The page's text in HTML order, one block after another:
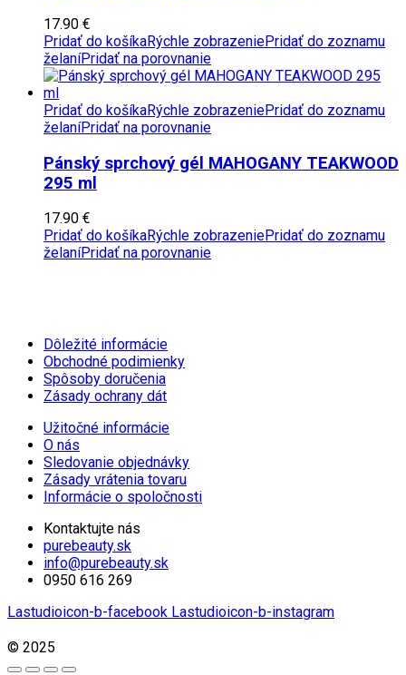
17.90 €
Pridať do košíkaRýchle zobrazeniePridať do zoznamu
želaníPridať na porovnanie
Pridať do košíkaRýchle zobrazeniePridať do zoznamu
želaníPridať na porovnanie
Pánský sprchový gél MAHOGANY TEAKWOOD
295 ml
17.90 €
Pridať do košíkaRýchle zobrazeniePridať do zoznamu
želaníPridať na porovnanie
Dôležité informácie
Obchodné podimienky
Spôsoby doručenia
Zásady ochrany dát
Užitočné informácie
O nás
Sledovanie objednávky
Zásady vrátenia tovaru
Informácie o spoločnosti
Kontaktujte nás
purebeauty.sk
info@purebeauty.sk
0950 616 269
Lastudioicon-b-facebook Lastudioicon-b-instagram
© 2025